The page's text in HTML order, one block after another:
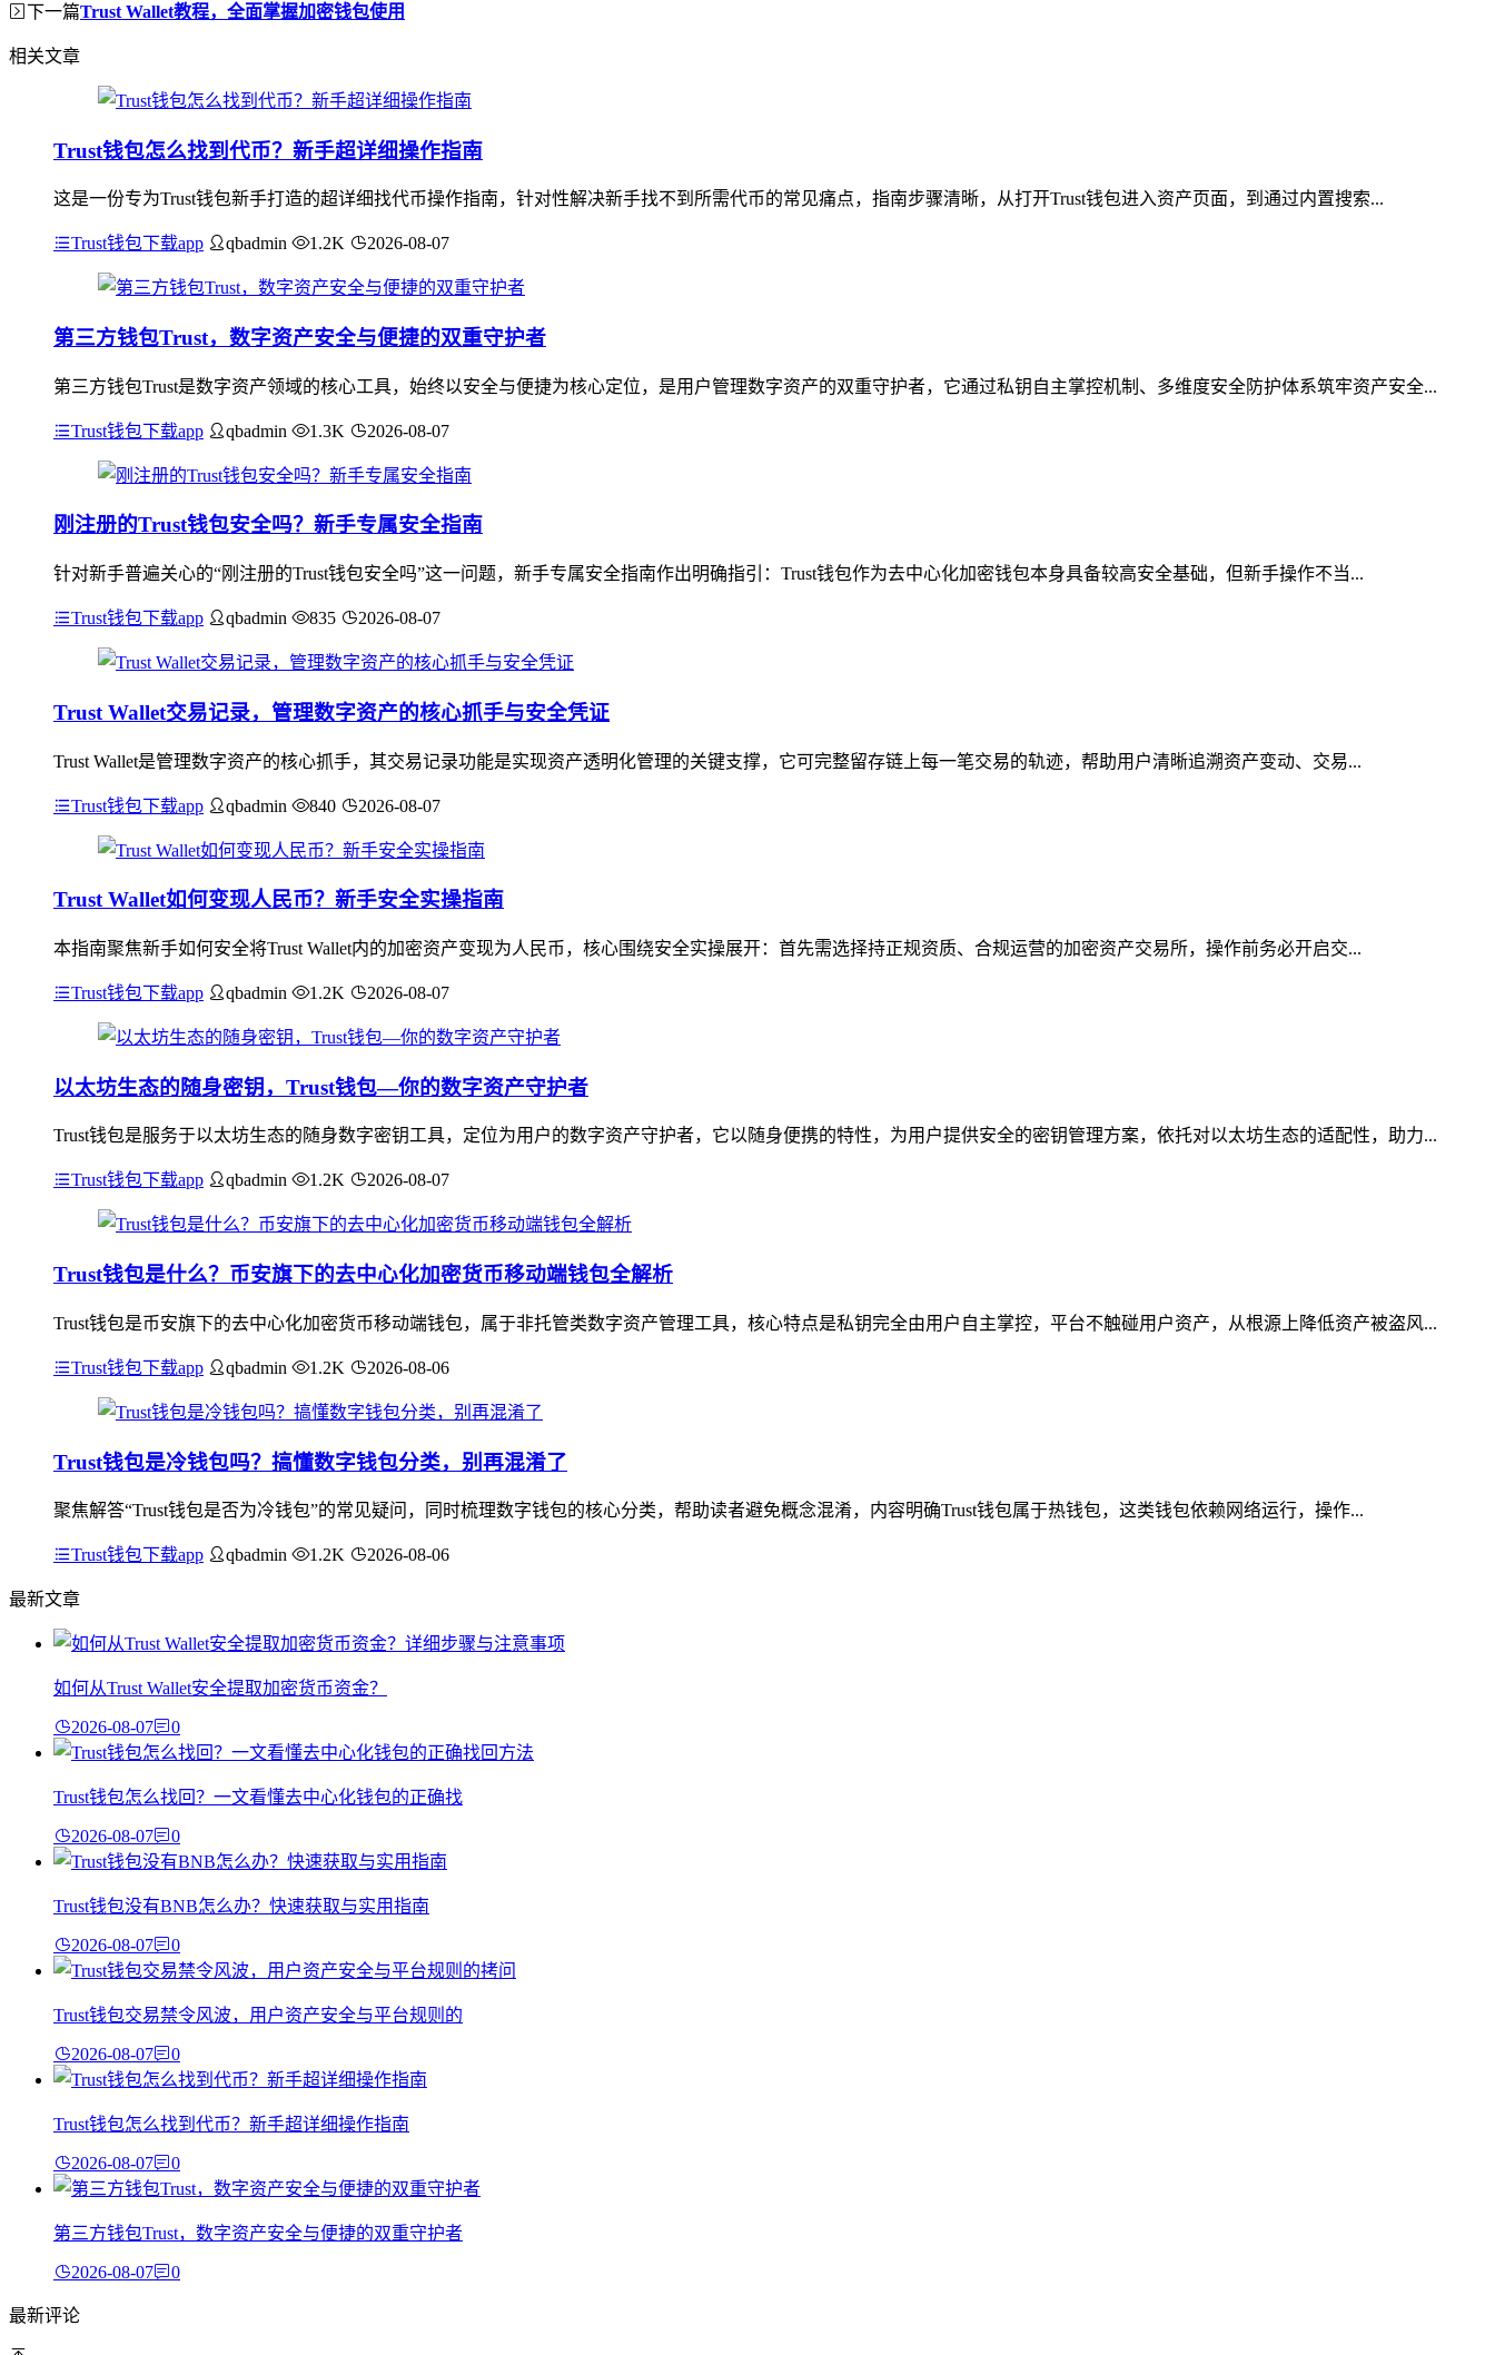
下一篇Trust Wallet教程，全面掌握加密钱包使用
相关文章
Trust钱包怎么找到代币？新手超详细操作指南
这是一份专为Trust钱包新手打造的超详细找代币操作指南，针对性解决新手找不到所需代币的常见痛点，指南步骤清晰，从打开Trust钱包进入资产页面，到通过内置搜索...
Trust钱包下载app qbadmin 1.2K 2026-08-07
第三方钱包Trust，数字资产安全与便捷的双重守护者
第三方钱包Trust是数字资产领域的核心工具，始终以安全与便捷为核心定位，是用户管理数字资产的双重守护者，它通过私钥自主掌控机制、多维度安全防护体系筑牢资产安全...
Trust钱包下载app qbadmin 1.3K 2026-08-07
刚注册的Trust钱包安全吗？新手专属安全指南
针对新手普遍关心的“刚注册的Trust钱包安全吗”这一问题，新手专属安全指南作出明确指引：Trust钱包作为去中心化加密钱包本身具备较高安全基础，但新手操作不当...
Trust钱包下载app qbadmin 835 2026-08-07
Trust Wallet交易记录，管理数字资产的核心抓手与安全凭证
Trust Wallet是管理数字资产的核心抓手，其交易记录功能是实现资产透明化管理的关键支撑，它可完整留存链上每一笔交易的轨迹，帮助用户清晰追溯资产变动、交易...
Trust钱包下载app qbadmin 840 2026-08-07
Trust Wallet如何变现人民币？新手安全实操指南
本指南聚焦新手如何安全将Trust Wallet内的加密资产变现为人民币，核心围绕安全实操展开：首先需选择持正规资质、合规运营的加密资产交易所，操作前务必开启交...
Trust钱包下载app qbadmin 1.2K 2026-08-07
以太坊生态的随身密钥，Trust钱包—你的数字资产守护者
Trust钱包是服务于以太坊生态的随身数字密钥工具，定位为用户的数字资产守护者，它以随身便携的特性，为用户提供安全的密钥管理方案，依托对以太坊生态的适配性，助力...
Trust钱包下载app qbadmin 1.2K 2026-08-07
Trust钱包是什么？币安旗下的去中心化加密货币移动端钱包全解析
Trust钱包是币安旗下的去中心化加密货币移动端钱包，属于非托管类数字资产管理工具，核心特点是私钥完全由用户自主掌控，平台不触碰用户资产，从根源上降低资产被盗风...
Trust钱包下载app qbadmin 1.2K 2026-08-06
Trust钱包是冷钱包吗？搞懂数字钱包分类，别再混淆了
聚焦解答“Trust钱包是否为冷钱包”的常见疑问，同时梳理数字钱包的核心分类，帮助读者避免概念混淆，内容明确Trust钱包属于热钱包，这类钱包依赖网络运行，操作...
Trust钱包下载app qbadmin 1.2K 2026-08-06
最新文章
如何从Trust Wallet安全提取加密货币资金？
2026-08-07 0
Trust钱包怎么找回？一文看懂去中心化钱包的正确找
2026-08-07 0
Trust钱包没有BNB怎么办？快速获取与实用指南
2026-08-07 0
Trust钱包交易禁令风波，用户资产安全与平台规则的
2026-08-07 0
Trust钱包怎么找到代币？新手超详细操作指南
2026-08-07 0
第三方钱包Trust，数字资产安全与便捷的双重守护者
2026-08-07 0
最新评论